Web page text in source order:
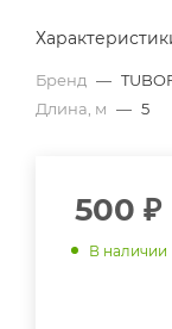
Бренд —
Длина, м — 5
500 ₽
В наличии